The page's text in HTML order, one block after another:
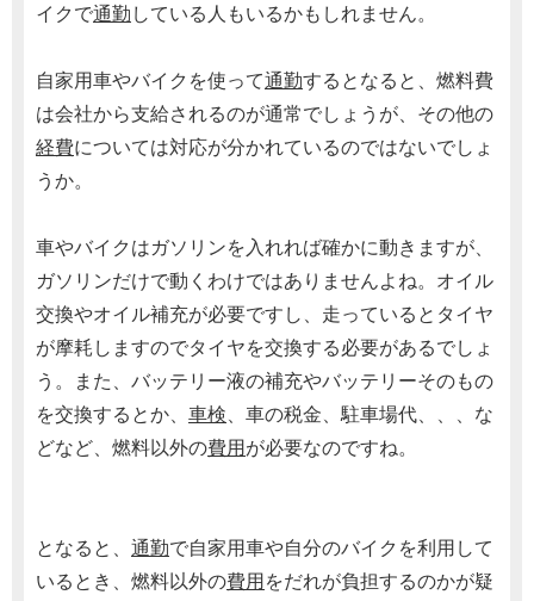
イクで通勤 している人もいるかもしれません。
自家用車やバイクを使って通勤するとなると、燃料費
は会社から支給されるのが通常でしょうが、その他の
経費については対応が分かれているのではないでしょ
うか。
車やバイクはガソリンを入れれば確かに動きますが、
ガソリンだけで動くわけではありませんよね。オイル
交換やオイル補充が必要ですし、走っているとタイヤ
が摩耗しますのでタイヤを交換する必要があるでしょ
う。また、バッテリー液の補充やバッテリーそのもの
を交換するとか、 車検、車の税金、駐車場代、、、な
どなど、燃料以外の費用が必要なのですね。
となると、 通勤で自家用車や自分のバイクを利用して
いるとき、燃料以外の費用をだれが負担するのかが疑